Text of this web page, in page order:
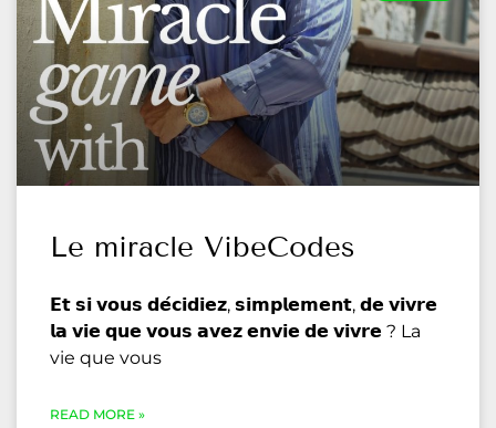
Le miracle VibeCodes
𝗘𝘁 𝘀𝗶 𝘃𝗼𝘂𝘀 𝗱𝗲́𝗰𝗶𝗱𝗶𝗲𝘇, 𝘀𝗶𝗺𝗽𝗹𝗲𝗺𝗲𝗻𝘁, 𝗱𝗲 𝘃𝗶𝘃𝗿𝗲
𝗹𝗮 𝘃𝗶𝗲 𝗾𝘂𝗲 𝘃𝗼𝘂𝘀 𝗮𝘃𝗲𝘇 𝗲𝗻𝘃𝗶𝗲 𝗱𝗲 𝘃𝗶𝘃𝗿𝗲 ? La
vie que vous
READ MORE »